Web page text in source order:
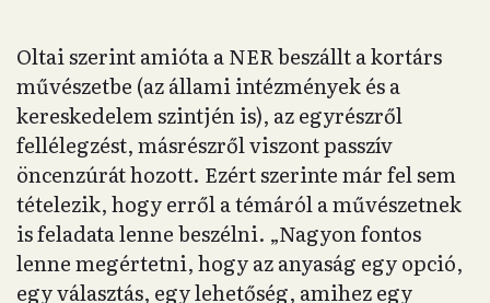
Oltai szerint amióta a NER beszállt a kortárs
művészetbe (az állami intézmények és a
kereskedelem szintjén is), az egyrészről
fellélegzést, másrészről viszont passzív
öncenzúrát hozott. Ezért szerinte már fel sem
tételezik, hogy erről a témáról a művészetnek
is feladata lenne beszélni. „Nagyon fontos
lenne megértetni, hogy az anyaság egy opció,
egy választás, egy lehetőség, amihez egy